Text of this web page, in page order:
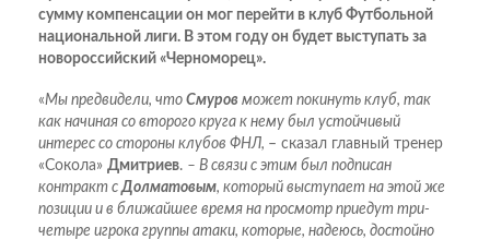
сумму компенсации он мог перейти в клуб Футбольной
национальной лиги. В этом году он будет выступать за
новороссийский «Черноморец».
«Мы предвидели, что Смуров может покинуть клуб, так
как начиная со второго круга к нему был устойчивый
интерес со стороны клубов ФНЛ, – сказал главный тренер
«Сокола» Дмитриев. – В связи с этим был подписан
контракт с Долматовым, который выступает на этой же
позиции и в ближайшее время на просмотр приедут три-
четыре игрока группы атаки, которые, надеюсь, достойно